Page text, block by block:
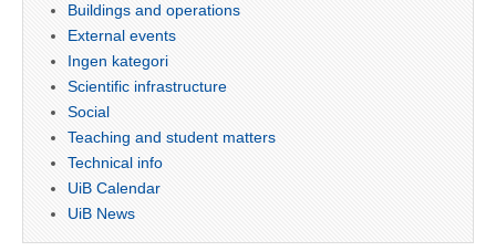
Buildings and operations
External events
Ingen kategori
Scientific infrastructure
Social
Teaching and student matters
Technical info
UiB Calendar
UiB News